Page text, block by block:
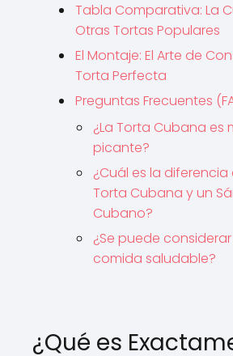
Tabla Comparativa: La
Otras Tortas Populares
El Montaje: El Arte de
Torta Perfecta
Preguntas Frecuentes
¿La Torta Cubana es
picante?
¿Cuál es la
Torta Cubana y un
Cubano?
¿Se puede
comida saludable?
¿Qué es